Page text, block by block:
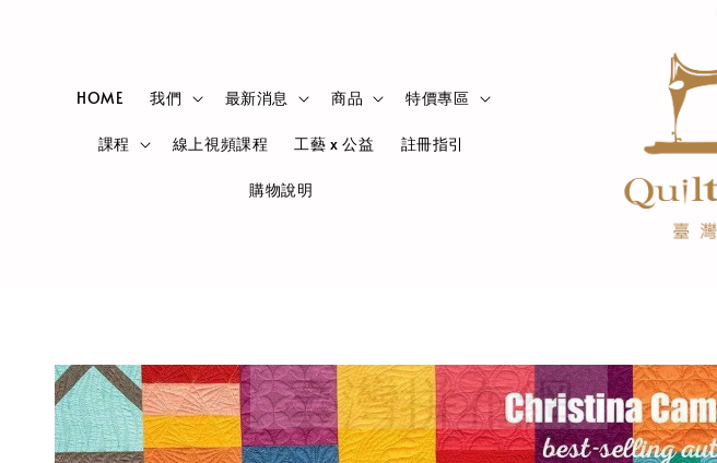
HOME 我們 最新消息 商品 特價專區
課程 線上視頻課程 工藝 x 公益 註冊指引
購物說明